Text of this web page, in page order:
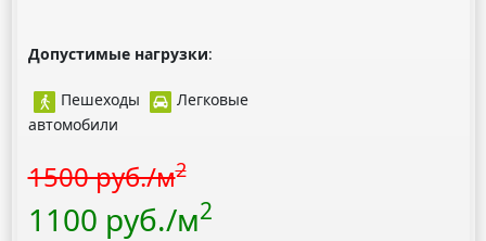
Допустимые нагрузки:
Пешеходы
Легковые
автомобили
1500 руб./м2
1100 руб./м2